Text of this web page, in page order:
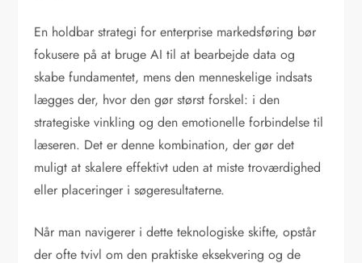
En holdbar strategi for enterprise markedsføring bør
fokusere på at bruge AI til at bearbejde data og
skabe fundamentet, mens den menneskelige indsats
lægges der, hvor den gør størst forskel: i den
strategiske vinkling og den emotionelle forbindelse til
læseren. Det er denne kombination, der gør det
muligt at skalere effektivt uden at miste troværdighed
eller placeringer i søgeresultaterne.
Når man navigerer i dette teknologiske skifte, opstår
der ofte tvivl om den praktiske eksekvering og de